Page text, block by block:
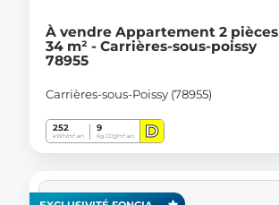
À vendre Appartement 2 pièces
34 m² - Carrières-sous-poissy
78955
Carrières-sous-Poissy (78955)
252
kWh/m².an
9
Kg CO2/m².an D